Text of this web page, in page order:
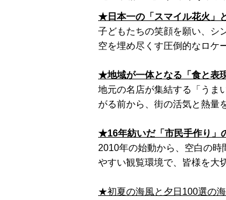
★日本一の「スマイル花火」
子どもたちの笑顔を願い、シ
空を埋め尽くす圧倒的なロケ
★地域が一体となる「食と表
地元の名店が集結する「うま
がる前から、街の活気と熱量
★16年紡いだ「市民手作り」
2010年の始動から、空白の
やすい観覧環境で、皆様を大
★初夏の海風と夕日100選の